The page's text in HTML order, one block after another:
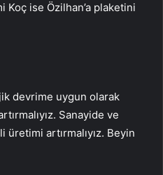
Koç ise Özilhan’a plaketini
devrime uygun olarak
Sanayide ve
üretimi artırmalıyız. Beyin